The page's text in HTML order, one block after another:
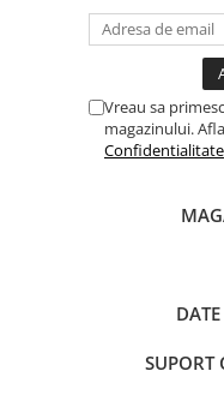
Vreau sa
magazinului.
Confidentialitate
SUPORT